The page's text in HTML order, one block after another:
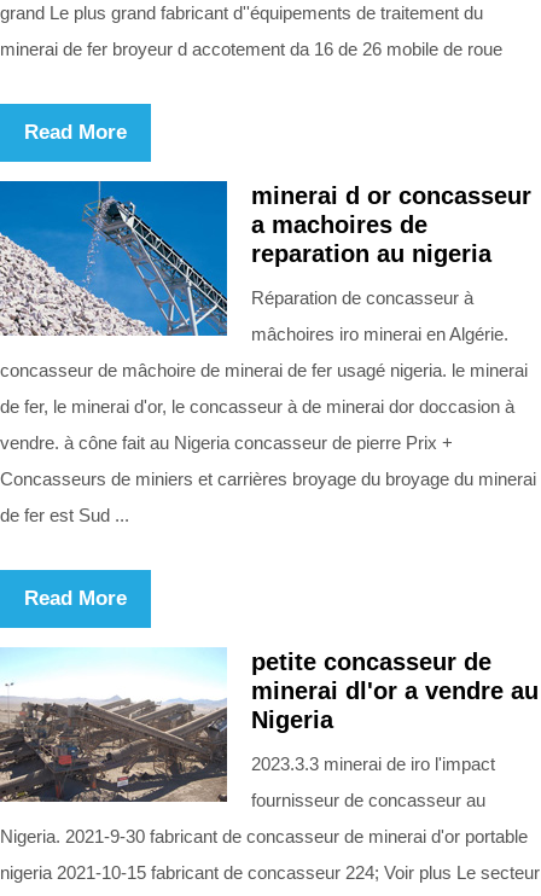
grand Le plus grand fabricant d''équipements de traitement du
minerai de fer broyeur d accotement da 16 de 26 mobile de roue
Read More
minerai d or concasseur
a machoires de
reparation au nigeria
Réparation de concasseur à
mâchoires iro minerai en Algérie.
concasseur de mâchoire de minerai de fer usagé nigeria. le minerai
de fer, le minerai d'or, le concasseur à de minerai dor doccasion à
vendre. à cône fait au Nigeria concasseur de pierre Prix +
Concasseurs de miniers et carrières broyage du broyage du minerai
de fer est Sud ...
Read More
petite concasseur de
minerai dl'or a vendre au
Nigeria
2023.3.3 minerai de iro l'impact
fournisseur de concasseur au
Nigeria. 2021-9-30 fabricant de concasseur de minerai d'or portable
nigeria 2021-10-15 fabricant de concasseur 224; Voir plus Le secteur